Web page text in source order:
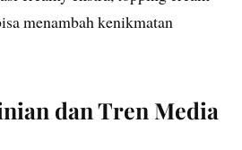
menambah kenikmatan
dan Tren Media